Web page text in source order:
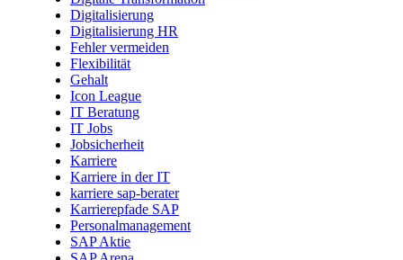
Digitalisierung
Digitalisierung HR
Fehler vermeiden
Flexibilität
Gehalt
Icon League
IT Beratung
IT Jobs
Jobsicherheit
Karriere
Karriere in der IT
karriere sap-berater
Karrierepfade SAP
Personalmanagement
SAP Aktie